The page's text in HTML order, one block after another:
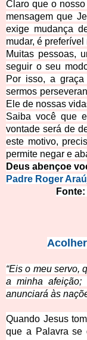
Claro que o
mensagem que
exige mudança
mudar, é preferível
Muitas pessoas,
seguir o seu
Por isso, a
sermos
Ele de nossas
Saiba você que
vontade será de
este motivo,
permite negar e
Deus abençoe
Padre Roger
Fonte:
“Eis o meu servo,
a minha
anunciará às
Quando Jesus
que a Palavra se